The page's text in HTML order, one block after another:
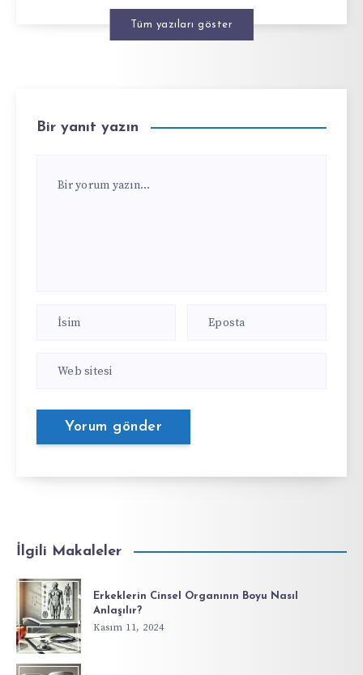
Tüm yazıları göster
Bir yanıt yazın
İlgili Makaleler
Erkeklerin Cinsel Organının Boyu Nasıl
Anlaşılır?
Kasım 11, 2024